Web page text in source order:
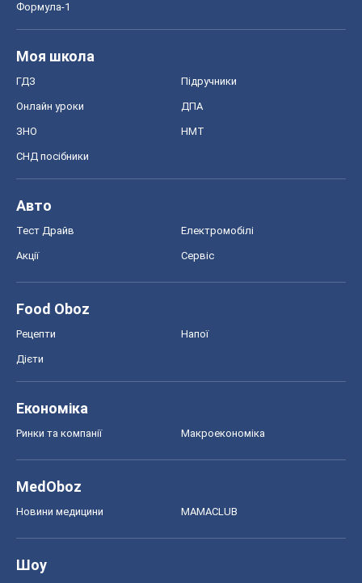
Формула-1
Моя школа
ГДЗ Підручники
Онлайн уроки ДПА
ЗНО НМТ
СНД посібники
Авто
Тест Драйв Електромобілі
Акції Сервіс
Food Oboz
Рецепти Напої
Дієти
Економіка
Ринки та компанії Макроекономіка
MedOboz
Новини медицини MAMACLUB
Шоу